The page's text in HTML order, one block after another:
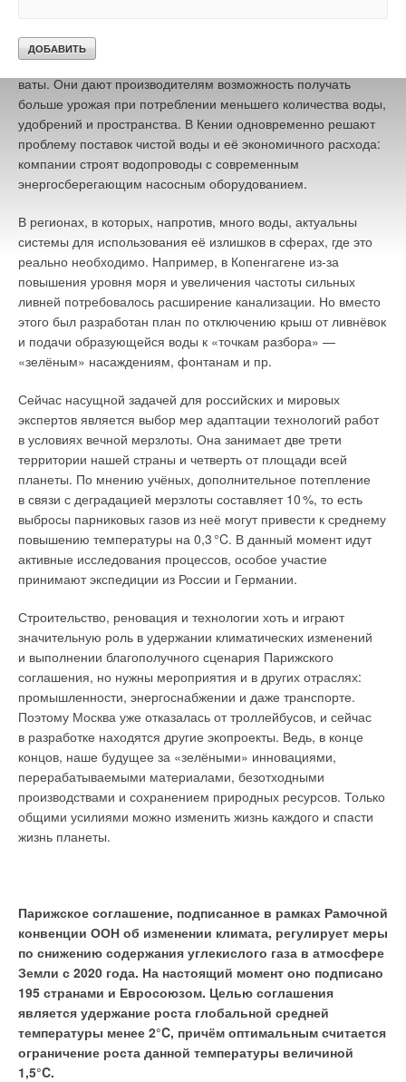
дополнительным 75 мм осадков за сезон [17]. Использовать
меньше воды помогают специальные субстраты из каменной
ваты. Они дают производителям возможность получать
больше урожая при потреблении меньшего количества воды,
удобрений и пространства. В Кении одновременно решают
проблему поставок чистой воды и её экономичного расхода:
компании строят водопроводы с современным
энергосберегающим насосным оборудованием.
В регионах, в которых, напротив, много воды, актуальны
системы для использования её излишков в сферах, где это
реально необходимо. Например, в Копенгагене из-за
повышения уровня моря и увеличения частоты сильных
ливней потребовалось расширение канализации. Но вместо
этого был разработан план по отключению крыш от ливнёвок
и подачи образующейся воды к «точкам разбора» —
«зелёным» насаждениям, фонтанам и пр.
Сейчас насущной задачей для российских и мировых
экспертов является выбор мер адаптации технологий работ
в условиях вечной мерзлоты. Она занимает две трети
территории нашей страны и четверть от площади всей
планеты. По мнению учёных, дополнительное потепление
в связи с деградацией мерзлоты составляет 10%, то есть
выбросы парниковых газов из неё могут привести к среднему
повышению температуры на 0,3°C. В данный момент идут
активные исследования процессов, особое участие
принимают экспедиции из России и Германии.
Строительство, реновация и технологии хоть и играют
значительную роль в удержании климатических изменений
и выполнении благополучного сценария Парижского
соглашения, но нужны мероприятия и в других отраслях:
промышленности, энергоснабжении и даже транспорте.
Поэтому Москва уже отказалась от троллейбусов, и сейчас
в разработке находятся другие экопроекты. Ведь, в конце
концов, наше будущее за «зелёными» инновациями,
перерабатываемыми материалами, безотходными
производствами и сохранением природных ресурсов. Только
общими усилиями можно изменить жизнь каждого и спасти
жизнь планеты.
Парижское соглашение, подписанное в рамках Рамочной
конвенции ООН об изменении климата, регулирует меры
по снижению содержания углекислого газа в атмосфере
Земли с 2020 года. На настоящий момент оно подписано
195 странами и Евросоюзом. Целью соглашения
является удержание роста глобальной средней
температуры менее 2°C, причём оптимальным считается
ограничение роста данной температуры величиной
1,5°C.